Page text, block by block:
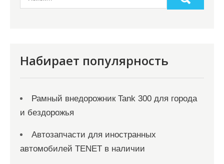
Набирает популярность
Рамный внедорожник Tank 300 для города
и бездорожья
Автозапчасти для иностранных
автомобилей TENET в наличии